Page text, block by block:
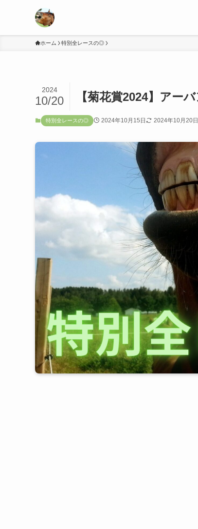
ホーム 特別全レースの◎
【菊花賞2024】アー
2024
10/20
特別全レースの◎ 2024年10月15日 2024年10月20日